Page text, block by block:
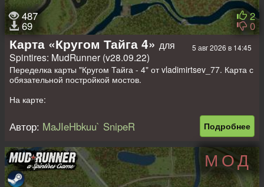
487
69
2
0
5 авг 2026 в 14:45
Карта «Кругом Тайга 4» для
Spintires: MudRunner (v28.09.22)
Переделка карты "Кругом Тайга - 4" от vladimirtsev_77. Карта с
обязательной постройкой мостов.
На карте:
- 11 точек разведки;
- 6 лесопилок;
- 7 автомобилей + 3 слота под авто (заменяемые).
Размер: 1024 на 1024 метра.
Подробнее
Автор: MaJIeHbkuu` SnipeR
МОД